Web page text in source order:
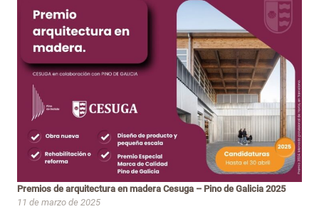
Premios de arquitectura en madera Cesuga – Pino de Galicia 2025
11 de marzo de 2025